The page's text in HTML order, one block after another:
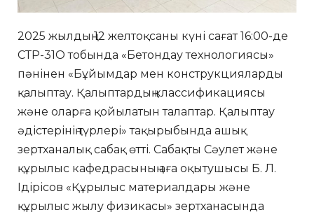
2025 жылдың 12 желтоқсаны күні сағат 16:00-де
СТР-31О тобында «Бетондау технологиясы»
пәнінен «Бұйымдар мен конструкцияларды
қалыптау. Қалыптардың классификациясы
және оларға қойылатын талаптар. Қалыптау
әдістерінің түрлері» тақырыбында ашық
зертханалық сабақ өтті. Сабақты Сәулет және
құрылыс кафедрасының аға оқытушысы Б. Л.
Ідірісов «Құрылыс материалдары және
құрылыс жылу физикасы» зертханасында